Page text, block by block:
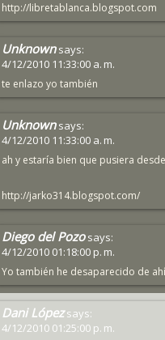
http://libretablanca.blogspot.com
Unknown says:
4/12/2010 11:33:00 a. m.
te enlazo yo también
Unknown says:
4/12/2010 11:33:00 a. m.
ah y estaría bien que pusiera
http://jarko314.blogspot.com/
Diego del Pozo says:
4/12/2010 01:18:00 p. m.
Yo también he desaparecido de
Dani López says:
4/12/2010 01:25:00 p. m.